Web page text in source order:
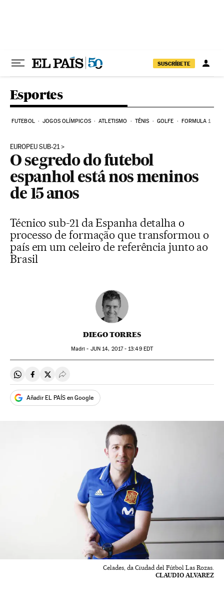
SUSCRÍBETE
Esportes
FUTEBOL JOGOS OLÍMPICOS ATLETISMO TÊNIS GOLFE FORMULA 1
EUROPEU SUB-21
O segredo do futebol
espanhol está nos meninos
de 15 anos
Técnico sub-21 da Espanha detalha o
processo de formação que transformou o
país em um celeiro de referência junto ao
Brasil
DIEGO TORRES
Madri - JUN 14, 2017 - 13:49EDT
Compartir en Whatsapp
Compartir en Facebook
Compartir en Twitter
Desplegar Redes Sociales
Añadir EL PAÍS en Google
Celades, da Ciudad del Fútbol Las Rozas.
CLAUDIO ALVAREZ